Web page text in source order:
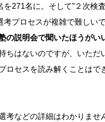
を271名に。そして”２次検
考プロセスが複雑で難しい
の説明会で聞いたほうがい
ちはないのですが、いただ
ロセスを読み解くことはで
考などの詳細はわかりませ